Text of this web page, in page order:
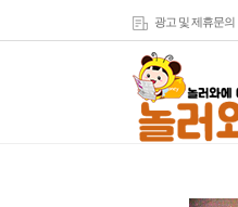
광고 및 제휴문의